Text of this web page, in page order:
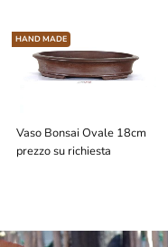
Vaso Bonsai Ovale 18cm
HAND MADE
prezzo su richiesta